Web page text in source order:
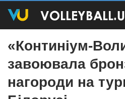
«Континiум-
завоювала
нагороди на